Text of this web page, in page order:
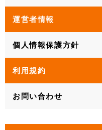
運営者情報
個人情報保護方針
利用規約
お問い合わせ